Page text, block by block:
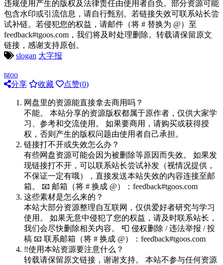
违规使用产生的版权及法律责任由使用者自负。部分资源可能
包含水印或引流信息，请自行甄别。若链接失效可联系站长尝
试补链。若侵犯您的权益，请邮件（将 # 替换为 @）至
feedback#tgoos.com，我们将及时处理删除。转载请保留原文
链接，感谢支持原创。
slogan 大字报
tgoo
分享
收藏 点赞(0)
网盘里的资源能直接拿去商用吗？
不能。 本站分享的资源版权都属于原作者，仅供大家学
习、参考和交流使用。 如果要商用，请购买或获得授
权，否则产生的版权问题由使用者自己承担。
链接打不开或失效怎么办？
有些网盘资源可能会因为被删除等原因而失效。 如果发
现链接打不开，可以联系站长尝试补发（视情况提供，
不保证一定有哦），直接发送本站失效的内容连接至邮
箱。 📧 邮箱（将 # 换成 @）：feedback#tgoos.com
这些素材是怎么来的？
本站大部分资源整理自互联网，仅供爱好者研究与学习
使用。 如果无意中侵犯了您的权益，请及时联系站长，
我们会尽快删除相关内容。 📮 侵权删除 / 违法举报 / 投
稿 📧 联系邮箱（将 # 换成 @）：feedback#tgoos.com
‼️使用本站资源要注意什么？
转载请保留原文链接，谢谢支持。 本站不参与任何资源